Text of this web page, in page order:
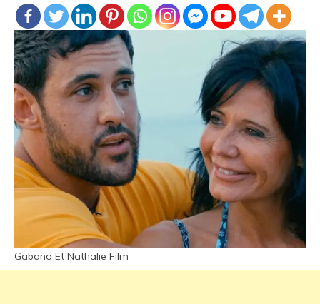
Gabano Et Nathalie Film